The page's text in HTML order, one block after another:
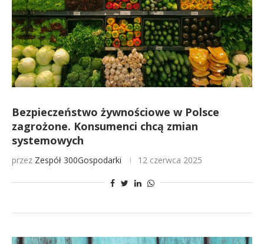
Bezpieczeństwo żywnościowe w Polsce
zagrożone. Konsumenci chcą zmian
systemowych
przez Zespół 300Gospodarki 12 czerwca 2025